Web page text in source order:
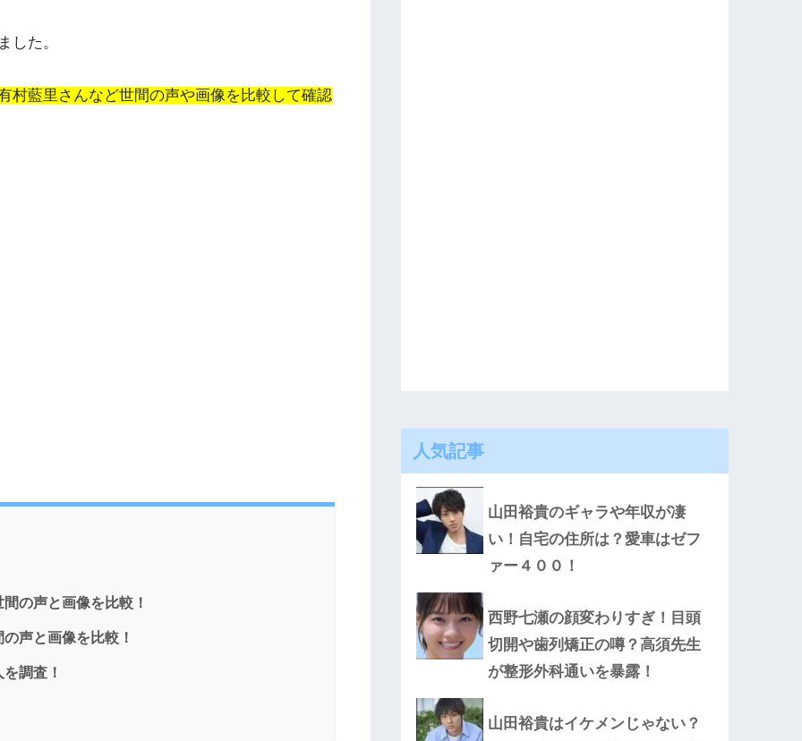
した。
村藍里さんなど世間の声や画像を比較して確認
の声と画像を比較！
声と画像を比較！
調査！
人気記事
山田裕貴のギャラや年収が凄
い！自宅の住所は？愛車はゼフ
ァー４００！
西野七瀬の顔変わりすぎ！目頭
切開や歯列矯正の噂？高須先生
が整形外科通いを暴露！
山田裕貴はイケメンじゃない？